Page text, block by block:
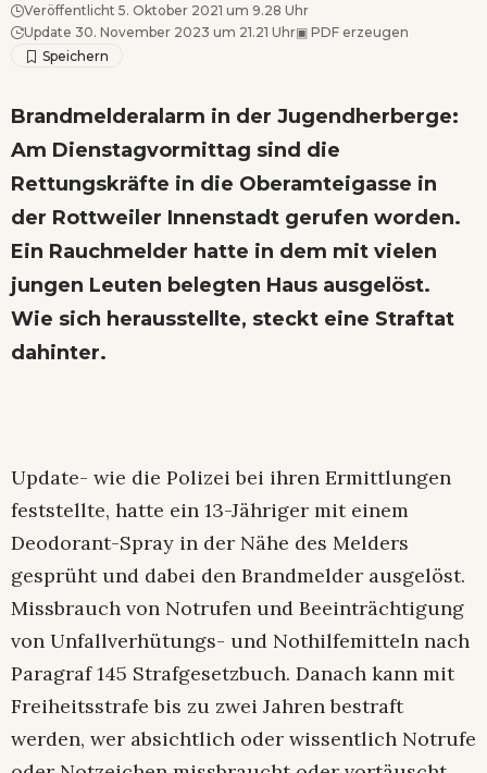
Veröffentlicht 5. Oktober 2021 um 9.28 Uhr
Update 30. November 2023 um 21.21 Uhr▣ PDF erzeugen
Brandmelderalarm in der Jugendherberge:
Am Dienstagvormittag sind die
Rettungskräfte in die Oberamteigasse in
der Rottweiler Innenstadt gerufen worden.
Ein Rauchmelder hatte in dem mit vielen
jungen Leuten belegten Haus ausgelöst.
Wie sich herausstellte, steckt eine Straftat
dahinter.
Update- wie die Polizei bei ihren Ermittlungen
feststellte, hatte ein 13-Jähriger mit einem
Deodorant-Spray in der Nähe des Melders
gesprüht und dabei den Brandmelder ausgelöst.
Missbrauch von Notrufen und Beeinträchtigung
von Unfallverhütungs- und Nothilfemitteln nach
Paragraf 145 Strafgesetzbuch. Danach kann mit
Freiheitsstrafe bis zu zwei Jahren bestraft
werden, wer absichtlich oder wissentlich Notrufe